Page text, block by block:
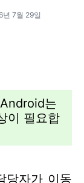
년 7월 29일
는
이 필요합
당자가 이동